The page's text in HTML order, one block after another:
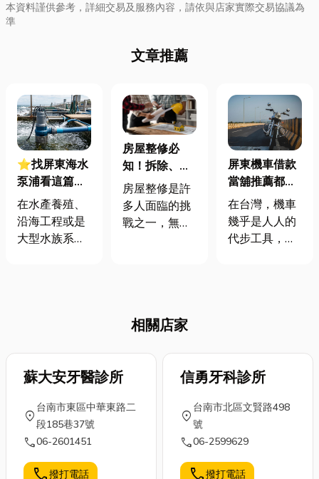
本資料謹供參考，詳細交易及服務內容，請依與店家實際交易協議為
準
文章推薦
⭐找屏東海水
泵浦看這篇就
夠！水池不翻
池的「抗海水
馬達」選購心
在水產養殖、
沿海工程或是
大型水族系統
重則整池的魚
蝦「翻池」報
水是出了名的
「魔王級介
質」，高鹽
度、高腐蝕
房屋整修必
知！拆除、打
石與泥作工程
的關聯性
房屋整修是許
多人面臨的挑
戰之一，無論
過程中的核心
要。其中，拆
除、打石與泥
關聯性，常被
成功與否的基
石。本篇文章
屏東機車借款
當舖推薦都在
這！機車借款
超彈性！免留
車、低利率、
在台灣，機車
幾乎是人人的
代步工具，那
價擔保品，向
當舖或銀行等
借款，那有些
免留車方案，
如果你也是住
相關店家
蘇大安牙醫診所
location_on
台南市東區中華東路二
段185巷37號
call06-2601451
call撥打電話
信勇牙科診所
location_on
台南市北區文賢路498
號
call06-2599629
call撥打電話